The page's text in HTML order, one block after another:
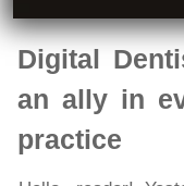
Digital
an ally in
practice